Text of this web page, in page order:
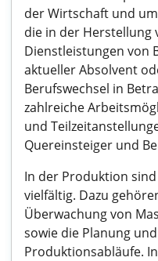
der Wirtschaft und
die in der Herstellung
Dienstleistungen von
aktueller Absolvent
Berufswechsel in
zahlreiche
und
Quereinsteiger und
In der Produktion
vielfältig. Dazu
Überwachung von
sowie die Planung
Produktionsabläufe.